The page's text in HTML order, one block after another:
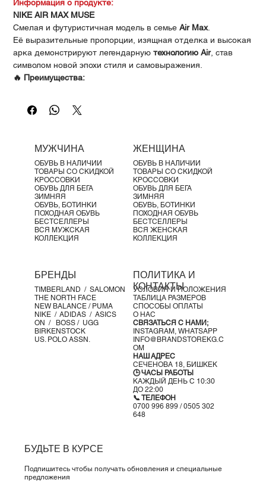
Информация о продукте:
NIKE AIR MAX MUSE
Смелая и футуристичная модель в семьеAir Max.
Её выразительные пропорции, изящная отделка и высокая
арка демонстрируют легендарнуютехнологию Air, став
символом новой эпохи стиля и самовыражения.
🔥 Преимущества:
Сетчатые вставки
день
Новый логотип Air Max
на язычке
Металлизированные акценты— современный и
эффектный вид
🪶 Детали продукта:
Промежуточная подошва из пены
Резиновая подошва с надёжным сцеплением
Цвет:Black / Metallic Silver
Легендарная амортизация и культовый дизайн —
вдохновлён архитектурой Парижа от дизайнераTinker
Hatfield.
Max Airобеспечивает мягкость, лёгкость и оптимальную
поддержку при каждом шаге.
МУЖЧИНА
ОБУВЬ В НАЛИЧИИ
ТОВАРЫ СО СКИДКОЙ
КРОССОВКИ
ОБУВЬ ДЛЯ БЕГА
ЗИМНЯЯ
ОБУВЬ, БОТИНКИ
ПОХОДНАЯ ОБУВЬ
БЕСТСЕЛЛЕРЫ
ВСЯ МУЖСКАЯ
КОЛЛЕКЦИЯ
ЖЕНЩИНА
ОБУВЬ В НАЛИЧИИ
ТОВАРЫ СО СКИДКОЙ
КРОССОВКИ
ОБУВЬ ДЛЯ БЕГА
ЗИМНЯЯ
ОБУВЬ, БОТИНКИ
ПОХОДНАЯ ОБУВЬ
БЕСТСЕЛЛЕРЫ
ВСЯ ЖЕНСКАЯ
КОЛЛЕКЦИЯ
БРЕНДЫ
TIMBERLAND / SALOMON
THE NORTH FACE
NEW BALANCE / PUMA
NIKE / ADIDAS / ASICS
ON / BOSS / UGG
BIRKENSTOCK
US. POLO ASSN.
ПОЛИТИКА И
КОНТАКТЫ
УСЛОВИЯ И ПОЛОЖЕНИЯ
ТАБЛИЦА РАЗМЕРОВ
СПОСОБЫ ОПЛАТЫ
О НАС
СВЯЗАТЬСЯ С НАМИ;
INSTAGRAM, WHATSAPP
INFO@BRANDSTOREKG.C
OM
НАШ АДРЕС
СЕЧЕНОВА 18, БИШКЕК
🕒 ЧАСЫ РАБОТЫ
КАЖДЫЙ ДЕНЬ С 10:30
ДО 22:00
📞 ТЕЛЕФОН
0700 996 899 / 0505 302
648
БУДЬТЕ В КУРСЕ
Подпишитесь чтобы получать обновления и специальные
предложения